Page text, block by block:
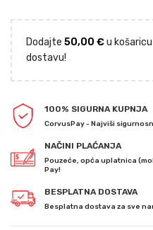
Dodajte 50,00 € u
dostavu!
100% SIGURNA KUPNJA
CorvusPay - Najviši
NAČINI PLAĆANJA
Pouzeće, opća uplatnica
Pay!
BESPLATNA DOSTAVA
Besplatna dostava za sve